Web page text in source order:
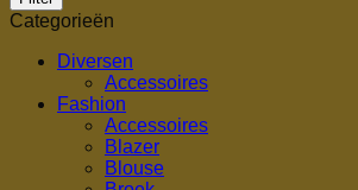
Categorieën
Diversen
Accessoires
Fashion
Accessoires
Blazer
Blouse